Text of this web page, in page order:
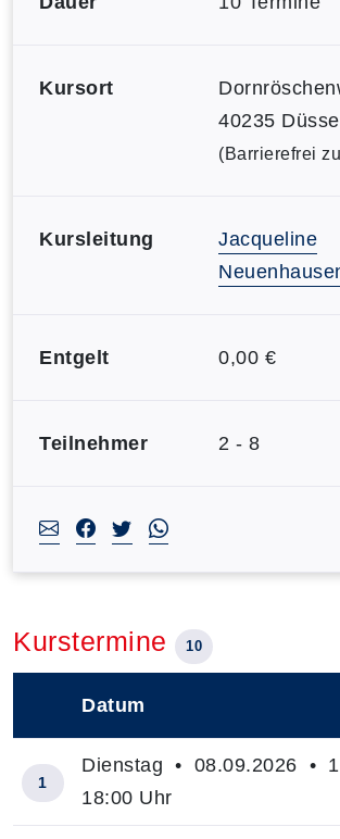
Kursort
40235
(Barrierefrei
Kursleitung
Jacqueline
Entgelt 0,00 €
Teilnehmer 2 - 8
Kurstermine 10
Datum
1
Dienstag • 08.09.2026 •
18:00 Uhr